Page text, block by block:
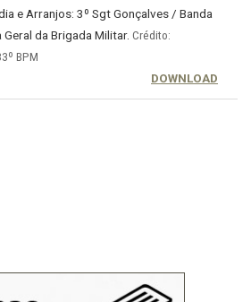
e Arranjos: 3º Sgt Gonçalves / Banda
da Brigada Militar. Crédito:
BPM
DOWNLOAD